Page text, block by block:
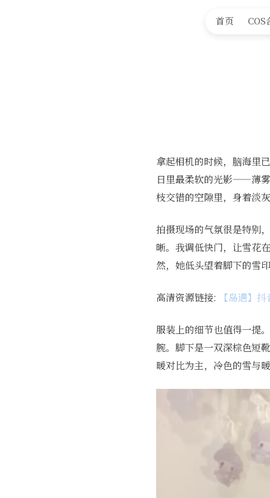
首页 COS
拿起相机的时候，脑海里
日里最柔软的光影——薄
枝交错的空隙里，身着淡
拍摄现场的气氛很是特别
晰。我调低快门，让雪花
然，她低头望着脚下的雪
高清资源链接: 【岛遇】
服装上的细节也值得一提
腕。脚下是一双深棕色短
暖对比为主，冷色的雪与